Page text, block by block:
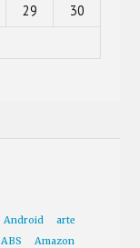
29
30
Android
arte
ABS
Amazon